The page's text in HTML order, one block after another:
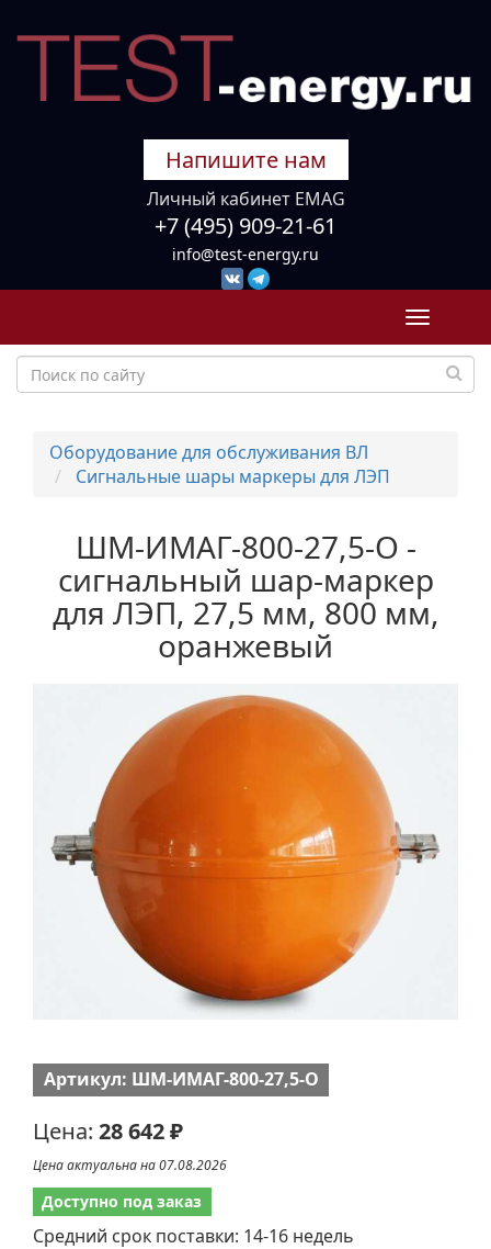
Напишите нам
Личный кабинет EMAG
+7 (495) 909-21-61
info@test-energy.ru
Toggle
Оборудование для обслуживания ВЛ
Сигнальные шары маркеры для ЛЭП
ШМ-ИМАГ-800-27,5-О -
сигнальный шар-маркер
для ЛЭП, 27,5 мм, 800 мм,
оранжевый
Артикул: ШМ-ИМАГ-800-27,5-О
Цена: 28 642 ₽
Цена актуальна на 07.08.2026
Доступно под заказ
Средний срок поставки: 14-16 недель